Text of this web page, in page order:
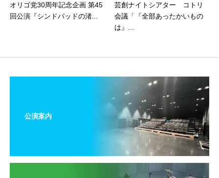
オリゴ党30周年記念企画 第45
回公演『シンドバッドの渚...
芸創ナイトシアター コトリ
会議「『全部あったかいもの
は』...
公演案内